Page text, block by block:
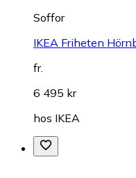
Soffor
IKEA Friheten
fr.
6 495 kr
hos IKEA